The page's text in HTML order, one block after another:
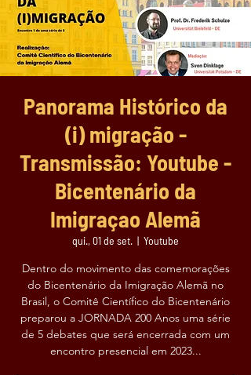
Panorama Histórico da
(i) migração -
Transmissão: Youtube -
Bicentenário da
Imigraçao Alemã
qui., 01 de set.
  |
Youtube
Dentro do movimento das comemorações
do Bicentenário da Imigração Alemã no
Brasil, o Comitê Científico do Bicentenário
preparou a JORNADA 200 Anos uma série
de 5 debates que será encerrada com um
encontro presencial em 2023...